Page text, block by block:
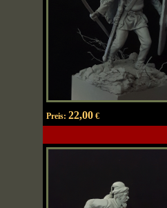
Preis: 22,00€